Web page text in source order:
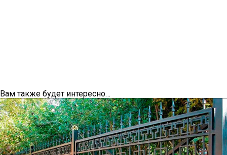
Вам также будет интересно…